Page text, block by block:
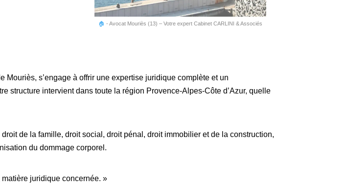
🏠 -Avocat Mouriès (13) – Votre expert Cabinet CARLINI & Associés
Mouriès, s’engage à offrir une expertise juridique complète et un
structure intervient dans toute la région Provence-Alpes-Côte d’Azur, quelle
de la famille, droit social, droit pénal, droit immobilier et de la construction,
du dommage corporel.
juridique concernée. »